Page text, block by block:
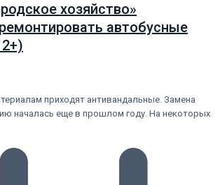
хозяйство»
автобусные
приходят антивандальные. Замена
началась еще в прошлом году. На некоторых